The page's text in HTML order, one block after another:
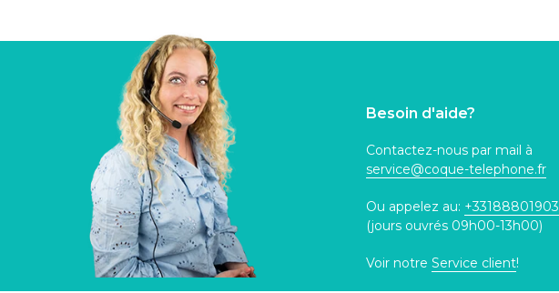
Besoin d'aide?
Contactez-nous par mail à
service@coque-telephone.fr
Ou appelez au: +33188801903
(jours ouvrés 09h00-13h00)
Voir notre Service client!